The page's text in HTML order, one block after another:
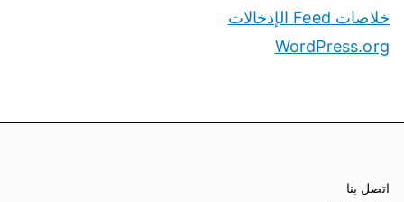
خلاصات Feed الإدخالات
WordPress.org
اتصل بنا